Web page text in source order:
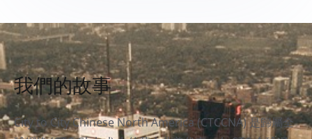
我們的故事
City to City Chinese North America (CTCCNA) 是歸屬全